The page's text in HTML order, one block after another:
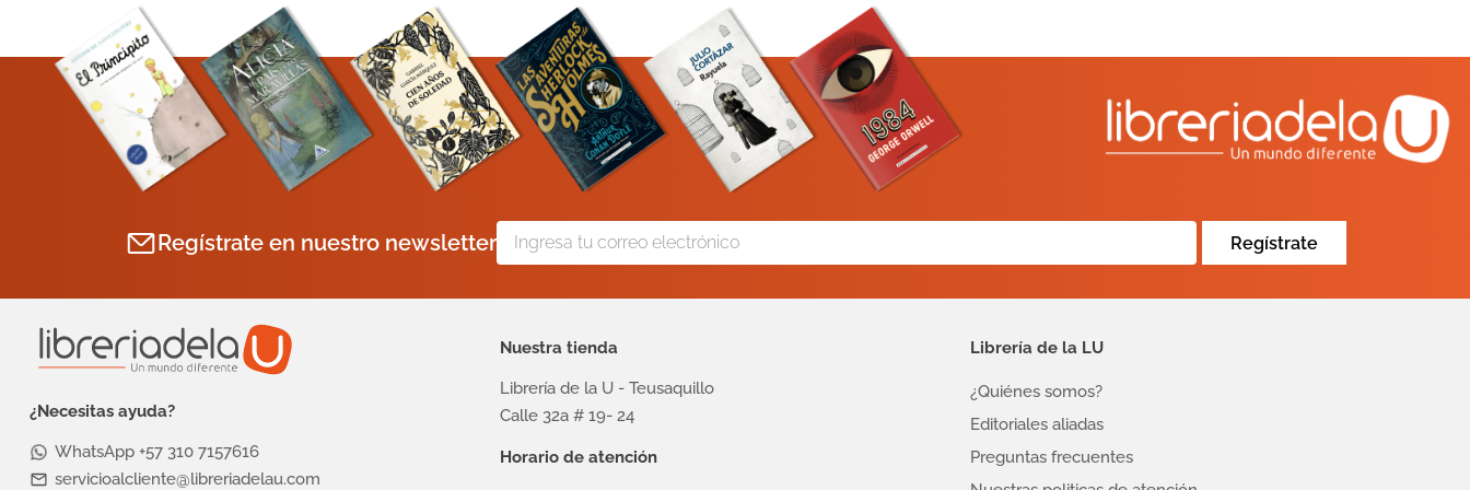
Regístrate en nuestro newsletter Regístrate
¿Necesitas ayuda?
WhatsApp +57 310 7157616
servicioalcliente@libreriadelau.com
Nuestra tienda
Librería de la U - Teusaquillo
Calle 32a # 19- 24
Horario de atención
Librería de la LU
¿Quiénes somos?
Editoriales aliadas
Preguntas frecuentes